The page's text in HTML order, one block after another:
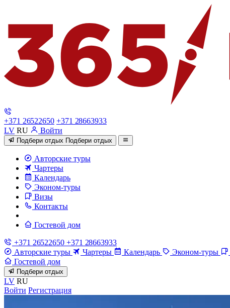
+371 26522650 +371 28663933
LV RU Войти
Подбери отдых Подбери отдых
Авторские туры
Чартеры
Календарь
Эконом-туры
Визы
Контакты
Гостевой дом
+371 26522650 +371 28663933
Авторские туры
Чартеры Календарь Эконом-туры
Гостевой дом
Подбери отдых
LV RU
Войти Регистрация